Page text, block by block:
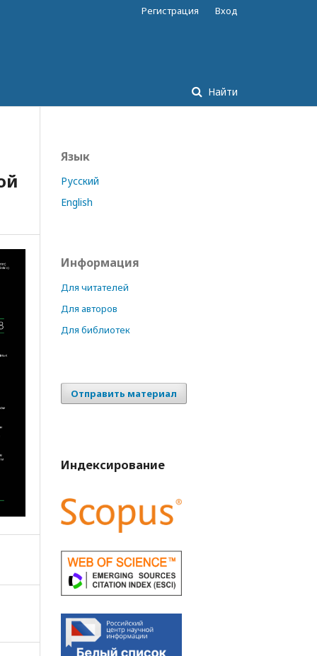
Найти
Регистрация Вход
Язык
Русский
English
Информация
Для читателей
Для авторов
Для библиотек
Отправить материал
Индексирование